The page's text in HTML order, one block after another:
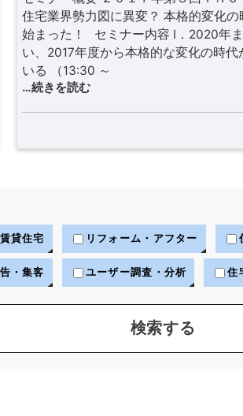
住宅業界勢力図に異変？ 本格的変化の
始まった！ セミナー内容 Ⅰ．2020年
い、2017年度から本格的な変化の時代
いる （13:30 ～
…続きを読む
賃貸住宅 リフォーム・アフター
・集客 ユーザー調査・分析 住